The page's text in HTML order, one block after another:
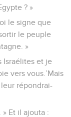
? »
le signe que
le peuple
»
Israélites et je
vers vous.’Mais
répondrai-
Et il ajouta :